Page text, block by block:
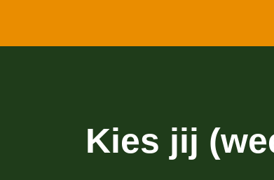
Kies jij